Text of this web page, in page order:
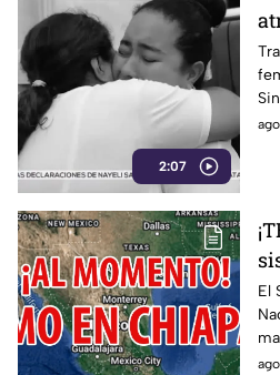
2:07
y
El